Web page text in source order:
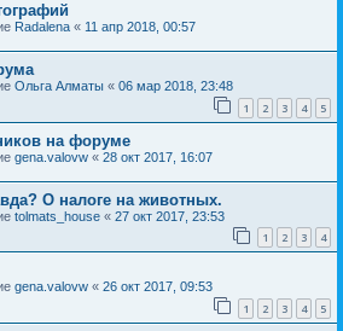
Radalena « 11 апр 2018, 00:57
Ольга Алматы « 06 мар 2018, 23:48
1 2 3 4 5
на форуме
gena.valovw « 28 окт 2017, 16:07
О налоге на животных.
tolmats_house « 27 окт 2017, 23:53
1 2 3 4
gena.valovw « 26 окт 2017, 09:53
1 2 3 4 5